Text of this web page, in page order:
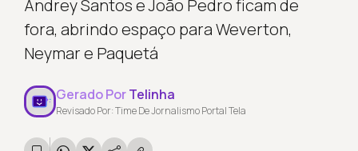
Andrey Santos e João Pedro ficam de
fora, abrindo espaço para Weverton,
Neymar e Paquetá
Gerado PorTelinha
Revisado Por: Time De Jornalismo Portal Tela